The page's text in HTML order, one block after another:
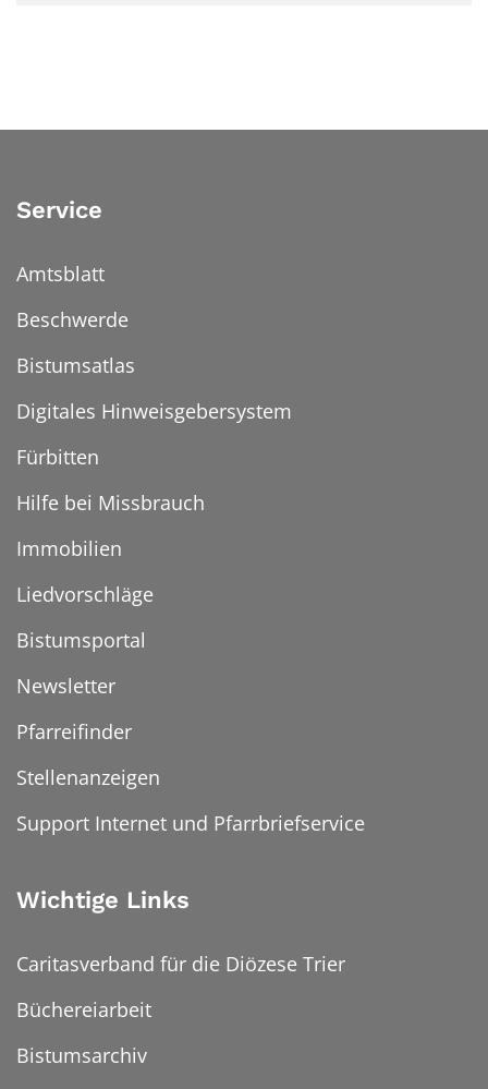
Service
Amtsblatt
Beschwerde
Bistumsatlas
Digitales Hinweisgebersystem
Fürbitten
Hilfe bei Missbrauch
Immobilien
Liedvorschläge
Bistumsportal
Newsletter
Pfarreifinder
Stellenanzeigen
Support Internet und Pfarrbriefservice
Wichtige Links
Caritasverband für die Diözese Trier
Büchereiarbeit
Bistumsarchiv